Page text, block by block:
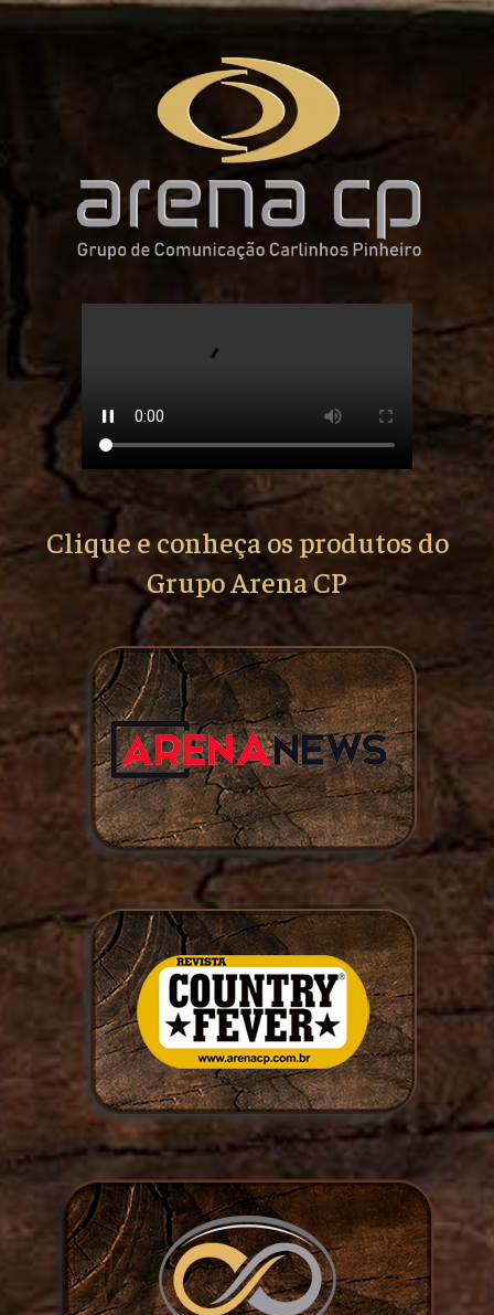
Clique e conheça os produtos do
Grupo Arena CP